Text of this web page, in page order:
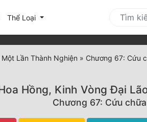
Thể Loại
Lần Thành Nghiện » Chương 67: Cứu
Hồng, Kinh Vòng Đại
Chương 67: Cứu chữa